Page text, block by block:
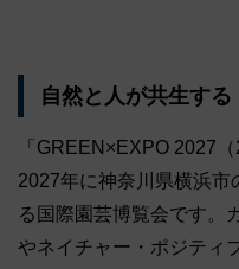
自然と人が共生する
「GREEN×EXPO 2027
2027年に神奈川県横浜
る国際園芸博覧会です。
やネイチャー・ポジティ